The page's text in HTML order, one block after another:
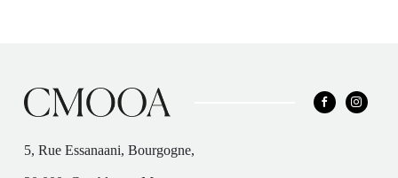
5, Rue Essanaani, Bourgogne,